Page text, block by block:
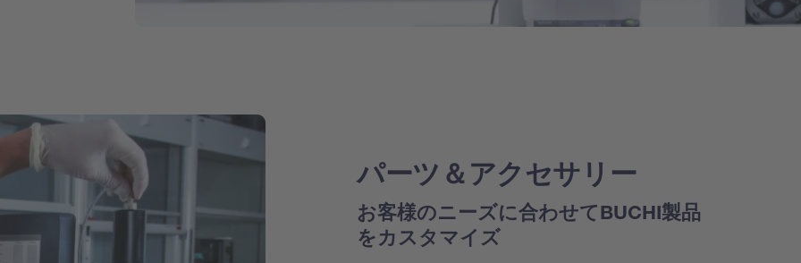
パーツ＆アクセサリー
お客様のニーズに合わせてBUCHI製品
をカスタマイズ